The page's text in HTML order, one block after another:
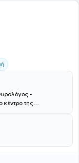
-
κέντρο της
στο Γενικό
είναι κάτοχος
Λοιμώξεις από το
Θεσσαλονίκης.